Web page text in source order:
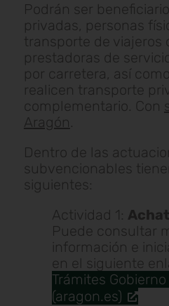
Podrán ser
privadas, personas
transporte de viajeros
prestadoras de
por carretera, así
realicen transporte
complementario. Con
Aragón.
Dentro de las
subvencionables
siguientes:
Actividad 1:
Puede consultar
información e
en el siguiente
Trámites
(aragon.es)